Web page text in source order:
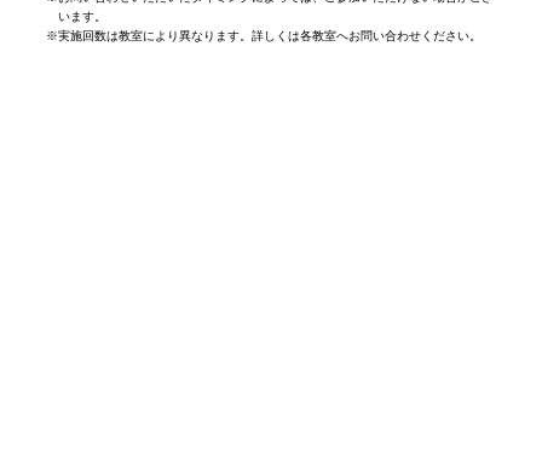
います。
※実施回数は教室により異なります。詳しくは各教室へお問い合わせください。